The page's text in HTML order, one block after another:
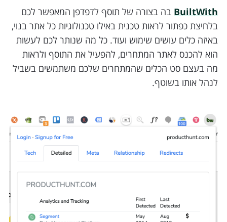
BuiltWith בה בצורה של תוסף לדפדפן המאפשר לכם
בלחיצת כפתור לראות טכנית באילו טכנולוגיות כל אתר בנוי,
באיזה כלים עושים שימוש ועוד. כל מה שנותר לכם לעשות
הוא להכנס לאתר המתחרים, להפעיל את התוסף ולראות
מה בעצם סט הכלים שהמתחרים שלכם משתמשים בשביל
לנהל אותו בשוטף.